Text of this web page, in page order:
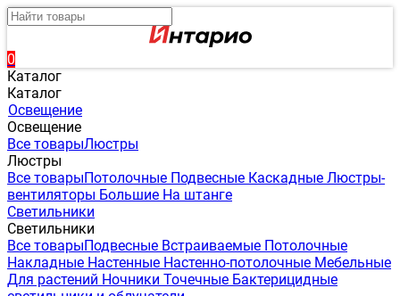
0
Каталог
Каталог
Освещение
Освещение
Все товарыЛюстры
Люстры
Все товарыПотолочные Подвесные Каскадные Люстры-
вентиляторы Большие На штанге
Светильники
Светильники
Все товарыПодвесные Встраиваемые Потолочные
Накладные Настенные Настенно-потолочные Мебельные
Для растений Ночники Точечные Бактерицидные